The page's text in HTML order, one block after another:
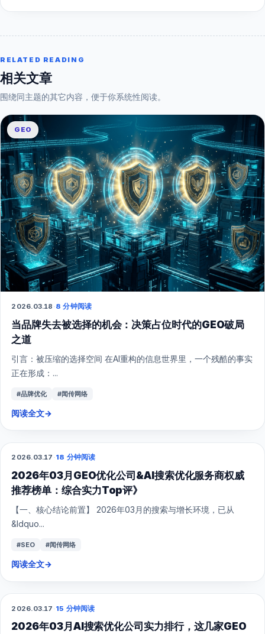
RELATED READING
相关文章
围绕同主题的其它内容，便于你系统性阅读。
GEO
2026.03.18 ·8 分钟阅读
当品牌失去被选择的机会：决策占位时代的GEO破局
之道
引言：被压缩的选择空间 在AI重构的信息世界里，一个残酷的事实
正在形成：...
#品牌优化 #闻传网络
阅读全文→
GEO
2026.03.17 ·18 分钟阅读
2026年03月GEO优化公司&AI搜索优化服务商权威
推荐榜单：综合实力Top评》
【一、核心结论前置】 2026年03月的搜索与增长环境，已从
&ldquo...
#SEO #闻传网络
阅读全文→
GEO
2026.03.17 ·15 分钟阅读
2026年03月AI搜索优化公司实力排行，这几家GEO